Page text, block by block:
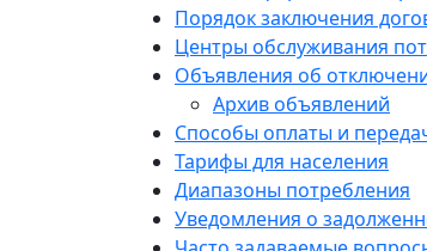
Порядок заключения
Центры обслуживания
Объявления об
Архив объявлений
Способы оплаты и
Тарифы для населения
Диапазоны потребления
Уведомления о